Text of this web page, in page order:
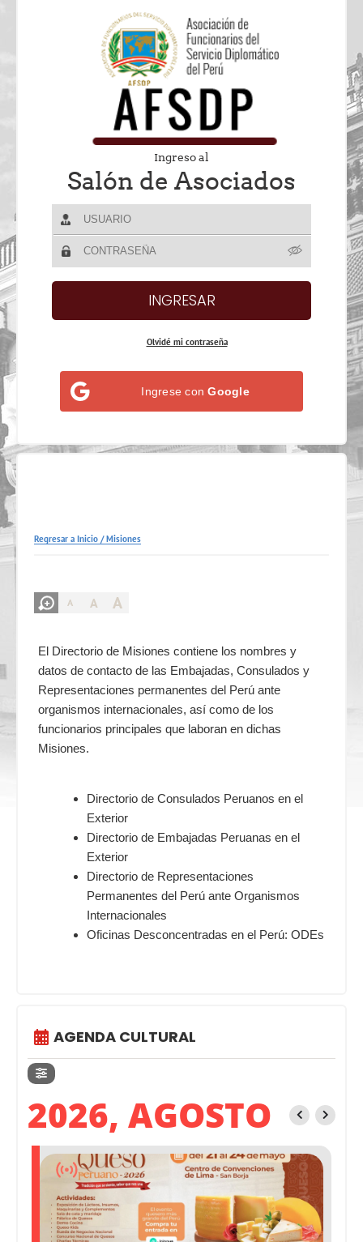
Ingreso al
Salón de Asociados
Olvidé mi contraseña
Ingrese conGoogle
Regresar a Inicio /Misiones
A A A
El Directorio de Misiones contiene los nombres y
datos de contacto de las Embajadas, Consulados y
Representaciones permanentes del Perú ante
organismos internacionales, así como de los
funcionarios principales que laboran en dichas
Misiones.
Directorio de Consulados Peruanos en el
Exterior
Directorio de Embajadas Peruanas en el
Exterior
Directorio de Representaciones
Permanentes del Perú ante Organismos
Internacionales
Oficinas Desconcentradas en el Perú: ODEs
AGENDA CULTURAL
2026, AGOSTO